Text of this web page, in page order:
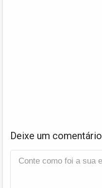
Deixe um comentário